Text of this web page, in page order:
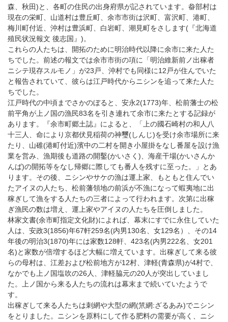
森、秋田)と、各町の住民の出身府県が記されています。畚部村は
現在の栄町、山道村は豊丘町、余市市街は沢町、富沢町、港町、
梅川町付近、沖村は豊浜町、白岩町、潮見町をさします(『北海道
殖民状況報文 後志国』)。
これらの人たちは、開拓のために明治時代以降に余市に来た人た
ちでした。前述の報文では余市市街の項に「明治維新前ノ出稼者
ニシテ現存スルモノ」が23戸、沖村でも同様に12戸が住んでいた
と報告されていて、彼らは江戸時代からニシンを追って来た人た
ちでした。
江戸時代の中頃までさかのぼると、安永2(1773)年、松前藩士の松
前平角が上ノ国の漁民83名を引き連れて余市に来たとする記録が
あります。『余市町郷土誌』によると、「上の國石崎村の和人八
十三人、命により京都伏見稲荷の神璽(しんじ)を受け余市場所に来
たり、山碓(港町付近)濱中の二村を開き小屋掛をなし番屋を設け漁
業を営み、漁期後も道路の開鑿(かいさく)、海産干場(かいさんか
んば)の開拓等をなし帰郷に際しても番人を残すに至った。」とあ
ります。その後、ニシンやサケの漁は運上家、もともと住んでい
たアイヌの人たち、松前藩領地の前浜が不漁になって蝦夷地に出
稼ぎして漁をする人たちの三者によって行われます。次第に出稼
ぎ漁民の数は増え、運上家やアイヌの人たちを圧倒しました。
林家文書(余市町指定文化財)によれば、幕末にすでに永住していた
人は、安政3(1856)年67軒259名(内男130名、女129名）、その14
年後の明治3(1870)年には家数128軒、423名(内男222名、女201
名)と家数が倍増するほど大幅に増えています。出稼ぎして来る彼
らの母村は、江差および松前地方が12村、津軽(青森県)が4村で、
なかでも上ノ国塩吹の26人、津軽脇元の20人が突出していまし
た。上ノ国から来る人たちの流れは幕末まで続いていたようで
す。
出稼ぎして来る人たちは刺網や大型の網(笊網:ざるあみ)でニシン
をとりました。ニシンを原料にして作る肥料の需要が高く、ニシ